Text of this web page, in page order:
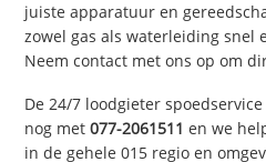
juiste apparatuur en
zowel gas als waterleiding snel
Neem contact met ons op om
De 24/7 loodgieter
nog met077-2061511 en we
in de gehele 015 regio en